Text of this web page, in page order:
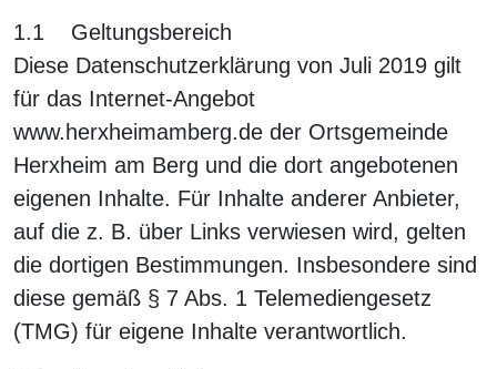
1.1 Geltungsbereich
Diese Datenschutzerklärung von Juli 2019 gilt
für das Internet-Angebot
www.herxheimamberg.de der Ortsgemeinde
Herxheim am Berg und die dort angebotenen
eigenen Inhalte. Für Inhalte anderer Anbieter,
auf die z. B. über Links verwiesen wird, gelten
die dortigen Bestimmungen. Insbesondere sind
diese gemäß § 7 Abs. 1 Telemediengesetz
(TMG) für eigene Inhalte verantwortlich.